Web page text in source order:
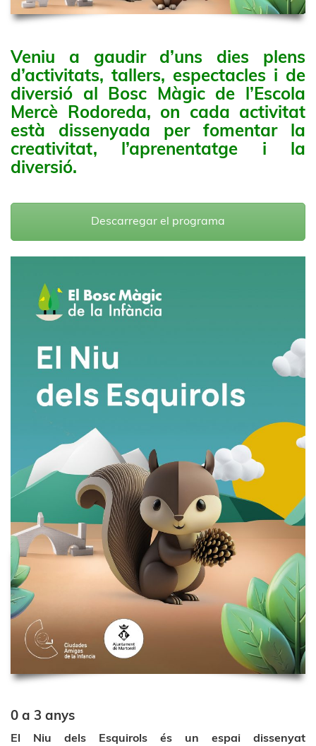
Veniu a gaudir d’uns dies plens
d’activitats, tallers, espectacles i de
diversió al Bosc Màgic de l’Escola
Mercè Rodoreda, on cada activitat
està dissenyada per fomentar la
creativitat, l’aprenentatge i la
diversió.
Descarregar el programa
0 a 3 anys
El Niu dels Esquirols és un espai dissenyat